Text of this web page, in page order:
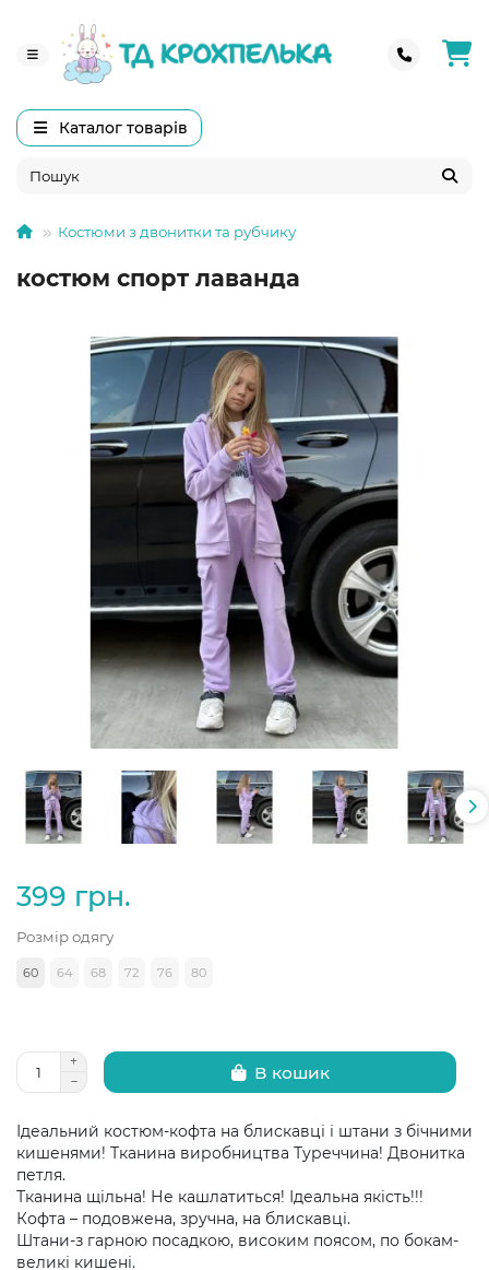
Каталог товарів
Костюми з двонитки та рубчику
костюм спорт лаванда
399 грн.
Розмір одягу
60 64 68 72 76 80
В кошик
Ідеальний костюм-кофта на блискавці і штани з бічними
кишенями! Тканина виробництва Туреччина! Двонитка
петля.
Тканина щільна! Не кашлатиться! Ідеальна якість!!!
Кофта – подовжена, зручна, на блискавці.
Штани-з гарною посадкою, високим поясом, по бокам-
великі кишені.